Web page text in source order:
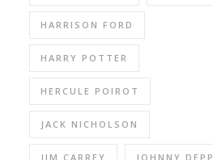
HARRISON FORD
HARRY POTTER
HERCULE POIROT
JACK NICHOLSON
JIM CARREY JOHNNY DEPP